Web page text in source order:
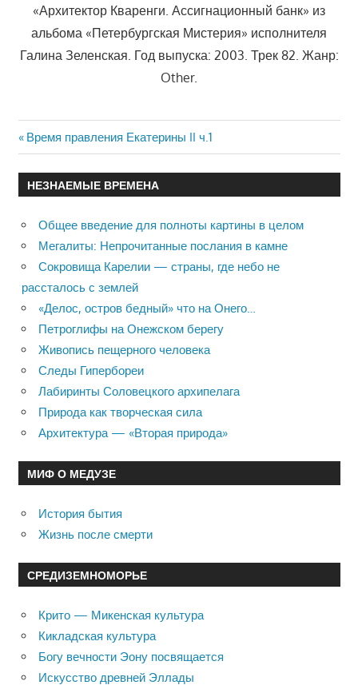
«Архитектор Кваренги. Ассигнационный банк» из
альбома «Петербургская Мистерия» исполнителя
Галина Зеленская. Год выпуска: 2003. Трек 82. Жанр:
Other.
Навигация
по
записям
Previous
Post:
Время правления Екатерины II ч.1
НЕЗНАЕМЫЕ ВРЕМЕНА
Общее введение для полноты картины в целом
Мегалиты: Непрочитанные послания в камне
Сокровища Карелии — страны, где небо не
рассталось с землей
«Делос, остров бедный» что на Онего…
Петроглифы на Онежском берегу
Живопись пещерного человека
Следы Гипербореи
Лабиринты Соловецкого архипелага
Природа как творческая сила
Архитектура — «Вторая природа»
МИФ О МЕДУЗЕ
История бытия
Жизнь после смерти
СРЕДИЗЕМНОМОРЬЕ
Крито — Микенская культура
Кикладская культура
Богу вечности Эону посвящается
Искусство древней Эллады